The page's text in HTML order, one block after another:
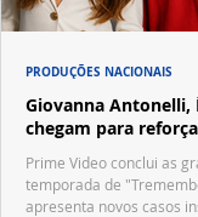
Giovanna Antonelli,
chegam para
Prime Video conclui as
temporada de
apresenta novos casos
PRODUÇÕES NACIONAIS